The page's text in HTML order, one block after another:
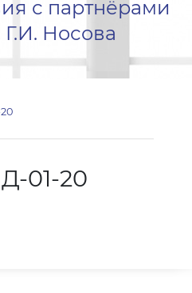
с партнёрами
Носова
01-20